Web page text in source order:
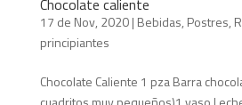
Chocolate caliente
17 de Nov, 2020| Bebidas, Postres,
principiantes
Chocolate Caliente 1 pza Barra